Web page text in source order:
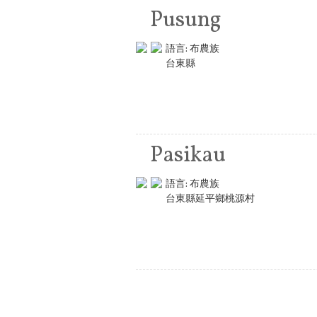
Pusung
語言: 布農族
台東縣
Pasikau
語言: 布農族
台東縣延平鄉桃源村